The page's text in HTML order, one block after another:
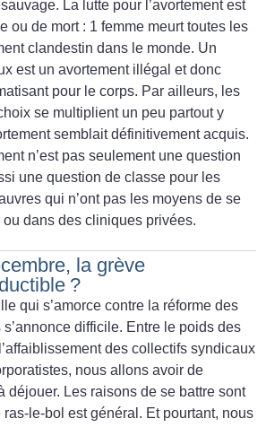
sauvage. La lutte pour l’avortement est
ou de mort : 1 femme meurt toutes les
clandestin dans le monde. Un
est un avortement illégal et donc
pour le corps. Par ailleurs, les
se multiplient un peu partout y
semblait définitivement acquis.
n’est pas seulement une question
une question de classe pour les
qui n’ont pas les moyens de se
ou dans des cliniques privées.
la grève
?
qui s’amorce contre la réforme des
s’annonce difficile. Entre le poids des
des collectifs syndicaux
nous allons avoir de
déjouer. Les raisons de se battre sont
le-bol est général. Et pourtant, nous